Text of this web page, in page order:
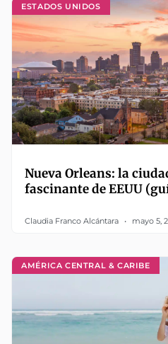
ESTADOS UNIDOS
Nueva Orleans: la
fascinante de EEUU
Claudia Franco Alcántara mayo 5,
AMÉRICA CENTRAL & CARIBE